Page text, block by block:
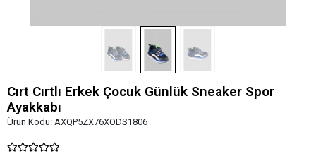
Cırt Cırtlı Erkek Çocuk Günlük Sneaker Spor
Ayakkabı
Ürün Kodu: AXQP5ZX76XODS1806